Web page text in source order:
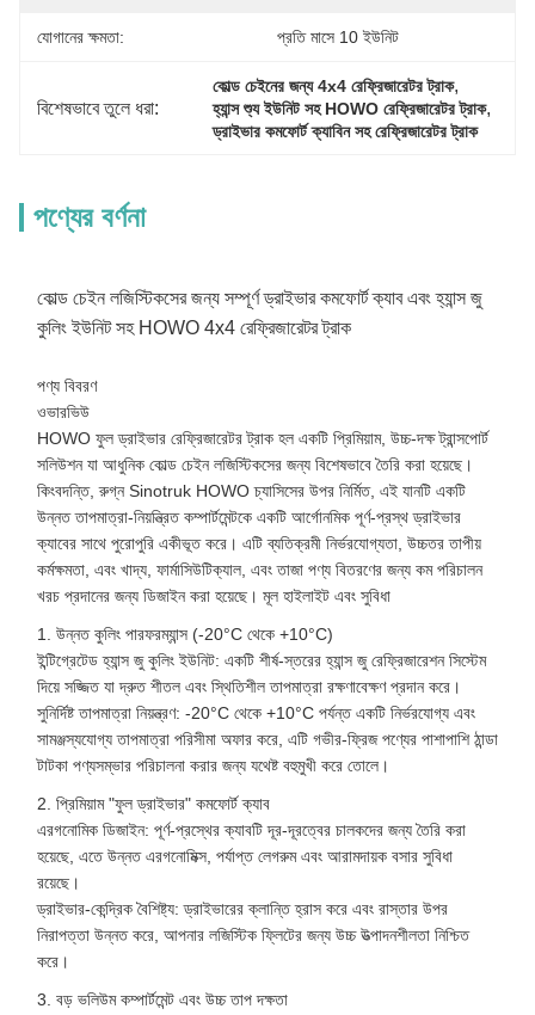
যোগানের ক্ষমতা: প্রতি মাসে 10 ইউনিট
বিশেষভাবে তুলে ধরা:
কোল্ড চেইনের জন্য 4x4 রেফ্রিজারেটর ট্রাক,
হ্যান্স শ্যু ইউনিট সহ HOWO রেফ্রিজারেটর ট্রাক
ড্রাইভার কমফোর্ট ক্যাবিন সহ রেফ্রিজারেটর ট্রাক
পণ্যের বর্ণনা
কোল্ড চেইন লজিস্টিকসের জন্য সম্পূর্ণ ড্রাইভার কমফোর্ট ক্যাব এবং হ্যান্স জু
কুলিং ইউনিট সহ HOWO 4x4 রেফ্রিজারেটর ট্রাক
পণ্য বিবরণ
ওভারভিউ
HOWO ফুল ড্রাইভার রেফ্রিজারেটর ট্রাক হল একটি প্রিমিয়াম, উচ্চ-দক্ষ ট্রান্সপোর্ট
সলিউশন যা আধুনিক কোল্ড চেইন লজিস্টিকসের জন্য বিশেষভাবে তৈরি করা হয়েছে।
কিংবদন্তি, রুগ্ন Sinotruk HOWO চ্যাসিসের উপর নির্মিত, এই যানটি একটি
উন্নত তাপমাত্রা-নিয়ন্ত্রিত কম্পার্টমেন্টকে একটি আর্গোনমিক পূর্ণ-প্রস্থ ড্রাইভার
ক্যাবের সাথে পুরোপুরি একীভূত করে। এটি ব্যতিক্রমী নির্ভরযোগ্যতা, উচ্চতর তাপীয়
কর্মক্ষমতা, এবং খাদ্য, ফার্মাসিউটিক্যাল, এবং তাজা পণ্য বিতরণের জন্য কম পরিচালন
খরচ প্রদানের জন্য ডিজাইন করা হয়েছে। মূল হাইলাইট এবং সুবিধা
1. উন্নত কুলিং পারফরম্যান্স (-20°C থেকে +10°C)
ইন্টিগ্রেটেড হ্যান্স জু কুলিং ইউনিট: একটি শীর্ষ-স্তরের হ্যান্স জু রেফ্রিজারেশন সিস্টেম
দিয়ে সজ্জিত যা দ্রুত শীতল এবং স্থিতিশীল তাপমাত্রা রক্ষণাবেক্ষণ প্রদান করে।
সুনির্দিষ্ট তাপমাত্রা নিয়ন্ত্রণ: -20°C থেকে +10°C পর্যন্ত একটি নির্ভরযোগ্য এবং
সামঞ্জস্যযোগ্য তাপমাত্রা পরিসীমা অফার করে, এটি গভীর-ফ্রিজ পণ্যের পাশাপাশি ঠান্ডা
টাটকা পণ্যসম্ভার পরিচালনা করার জন্য যথেষ্ট বহুমুখী করে তোলে।
2. প্রিমিয়াম "ফুল ড্রাইভার" কমফোর্ট ক্যাব
এরগনোমিক ডিজাইন: পূর্ণ-প্রস্থের ক্যাবটি দূর-দূরত্বের চালকদের জন্য তৈরি করা
হয়েছে, এতে উন্নত এরগনোমিক্স, পর্যাপ্ত লেগরুম এবং আরামদায়ক বসার সুবিধা
রয়েছে।
ড্রাইভার-কেন্দ্রিক বৈশিষ্ট্য: ড্রাইভারের ক্লান্তি হ্রাস করে এবং রাস্তার উপর
নিরাপত্তা উন্নত করে, আপনার লজিস্টিক ফ্লিটের জন্য উচ্চ উত্পাদনশীলতা নিশ্চিত
করে।
3. বড় ভলিউম কম্পার্টমেন্ট এবং উচ্চ তাপ দক্ষতা